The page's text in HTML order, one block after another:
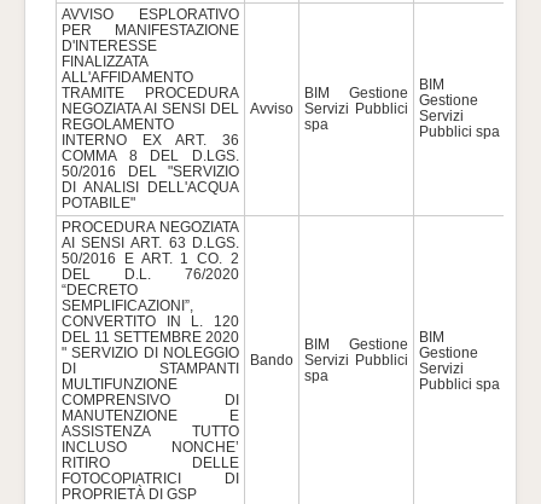
AVVISO ESPLORATIVO
PER MANIFESTAZIONE
D'INTERESSE
FINALIZZATA
ALL'AFFIDAMENTO
TRAMITE PROCEDURA
NEGOZIATA AI SENSI DEL
REGOLAMENTO
INTERNO EX ART. 36
COMMA 8 DEL D.LGS.
50/2016 DEL "SERVIZIO
DI ANALISI DELL'ACQUA
POTABILE"
Avviso
BIM Gestione
Servizi Pubblici
spa
BIM
Gestione
Servizi
Pubblici spa
PROCEDURA NEGOZIATA
AI SENSI ART. 63 D.LGS.
50/2016 E ART. 1 CO. 2
DEL D.L. 76/2020
“DECRETO
SEMPLIFICAZIONI”,
CONVERTITO IN L. 120
DEL 11 SETTEMBRE 2020
" SERVIZIO DI NOLEGGIO
DI STAMPANTI
MULTIFUNZIONE
COMPRENSIVO DI
MANUTENZIONE E
ASSISTENZA TUTTO
INCLUSO NONCHE’
RITIRO DELLE
FOTOCOPIATRICI DI
PROPRIETÀ DI GSP
Bando
BIM Gestione
Servizi Pubblici
spa
BIM
Gestione
Servizi
Pubblici spa